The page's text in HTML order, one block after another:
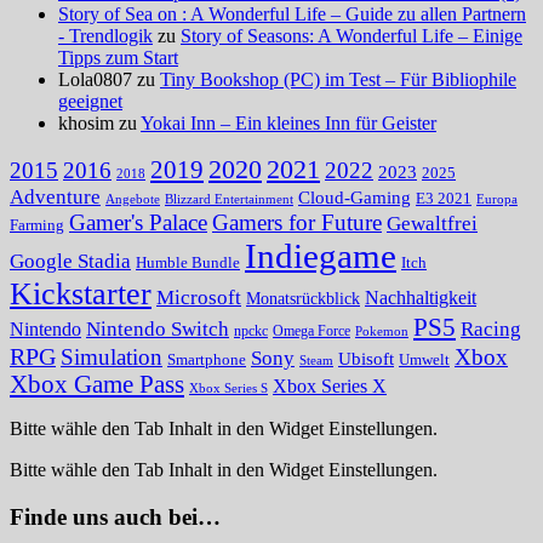
Story of Sea on : A Wonderful Life – Guide zu allen Partnern
- Trendlogik zu Story of Seasons: A Wonderful Life – Einige
Tipps zum Start
Lola0807 zu Tiny Bookshop (PC) im Test – Für Bibliophile
geeignet
khosim zu Yokai Inn – Ein kleines Inn für Geister
2015 2016 2018 2019 2020 2021 2022 2023 2025
Adventure Angebote Blizzard Entertainment Cloud-Gaming E3 2021 Europa
Farming Gamer's PalaceGamers for Future Gewaltfrei
Google Stadia Humble Bundle Indiegame Itch
Kickstarter Microsoft Monatsrückblick Nachhaltigkeit
Nintendo Nintendo Switch npckc Omega Force Pokemon PS5 Racing
RPG Simulation Smartphone Sony Steam Ubisoft Umwelt Xbox
Xbox Game Pass Xbox Series S Xbox Series X
Bitte wähle den Tab Inhalt in den Widget Einstellungen.
Bitte wähle den Tab Inhalt in den Widget Einstellungen.
Finde uns auch bei…